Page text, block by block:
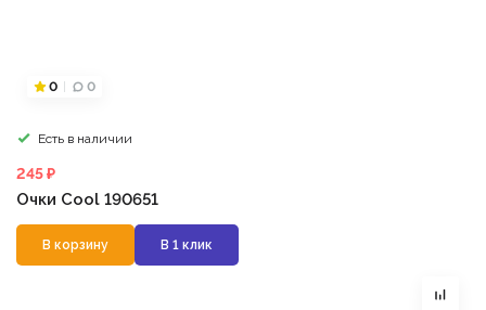
0 0
Есть в наличии
245 ₽
Очки Cool 190651
В корзину В 1 клик